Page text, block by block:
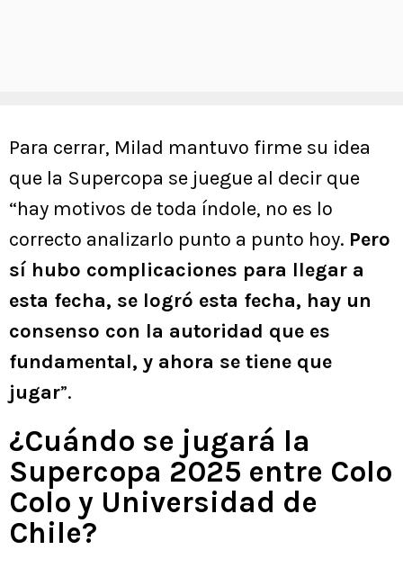
Para cerrar, Milad mantuvo firme su idea
que la Supercopa se juegue al decir que
“hay motivos de toda índole, no es lo
correcto analizarlo punto a punto hoy. Pero
sí hubo complicaciones para llegar a
esta fecha, se logró esta fecha, hay un
consenso con la autoridad que es
fundamental, y ahora se tiene que
jugar”.
¿Cuándo se jugará la
Supercopa 2025 entre Colo
Colo y Universidad de
Chile?